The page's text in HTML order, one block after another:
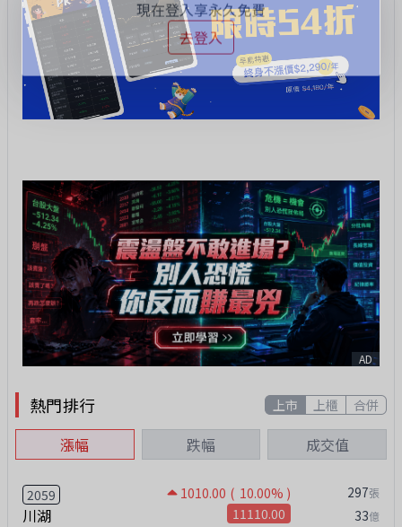
AD
熱門排行 上市 上櫃 合併
漲幅 跌幅 成交值
2059 1010.00 ( 10.00% )
川湖 11110.00
297張
33億
慶祝自選股功能上線
現在登入享永久免費
去登入